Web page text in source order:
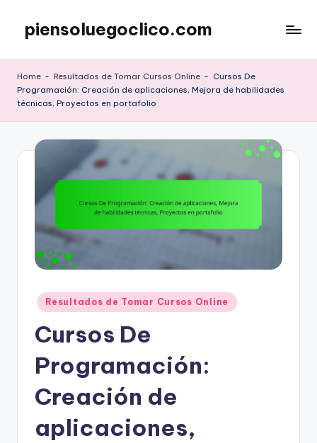
content
piensoluegoclico.com
Home - Resultados de Tomar Cursos Online - Cursos De
Programación: Creación de aplicaciones, Mejora de habilidades
técnicas, Proyectos en portafolio
Posted
in
Resultados de Tomar Cursos Online
Cursos De
Programación:
Creación de
aplicaciones,